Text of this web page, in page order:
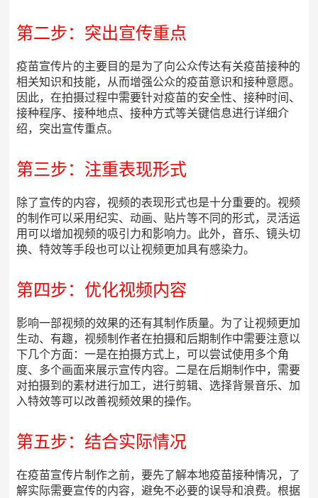
第二步：突出宣传重点
疫苗宣传片的主要目的是为了向公众传达有关疫苗接种的
相关知识和技能，从而增强公众的疫苗意识和接种意愿。
因此，在拍摄过程中需要针对疫苗的安全性、接种时间、
接种程序、接种地点、接种方式等关键信息进行详细介
绍，突出宣传重点。
第三步：注重表现形式
除了宣传的内容，视频的表现形式也是十分重要的。视频
的制作可以采用纪实、动画、贴片等不同的形式，灵活运
用可以增加视频的吸引力和影响力。此外，音乐、镜头切
换、特效等手段也可以让视频更加具有感染力。
第四步：优化视频内容
影响一部视频的效果的还有其制作质量。为了让视频更加
生动、有趣，视频制作者在拍摄和后期制作中需要注意以
下几个方面：一是在拍摄方式上，可以尝试使用多个角
度、多个画面来展示宣传内容。二是在后期制作中，需要
对拍摄到的素材进行加工，进行剪辑、选择背景音乐、加
入特效等可以改善视频效果的操作。
第五步：结合实际情况
在疫苗宣传片制作之前，要先了解本地疫苗接种情况，了
解实际需要宣传的内容，避免不必要的误导和浪费。根据